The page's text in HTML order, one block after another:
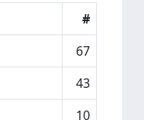
#
67
43
10